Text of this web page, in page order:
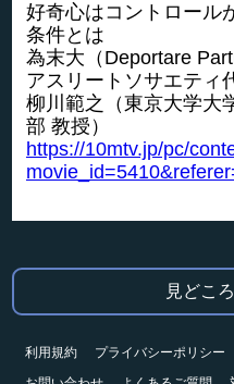
好奇心はコントロール
条件とは
為末大（Deportare
アスリートソサエティ
柳川範之（東京大学大
部 教授）
https://10mtv.jp/pc/
見どこ
利用規約
プライバシーポリシー